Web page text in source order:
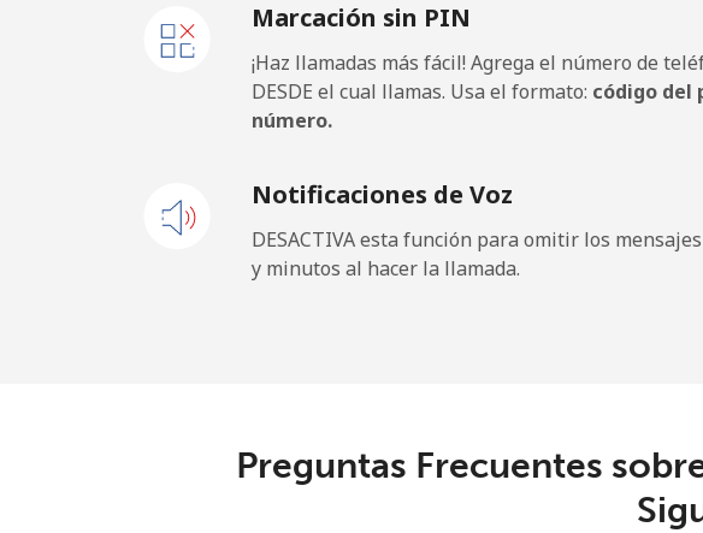
American Samoa
Línea fija ⁦9.9p⁩
Andorra
Línea fija
Línea fija ⁦23.5p⁩
Marcación sin PIN
¡Haz llamadas más fácil! Agrega el número de
DESDE el cual llamas. Usa el formato: código del
número.
Notificaciones de Voz
DESACTIVA esta función para omitir los
y minutos al hacer la llamada.
Preguntas Frecuentes